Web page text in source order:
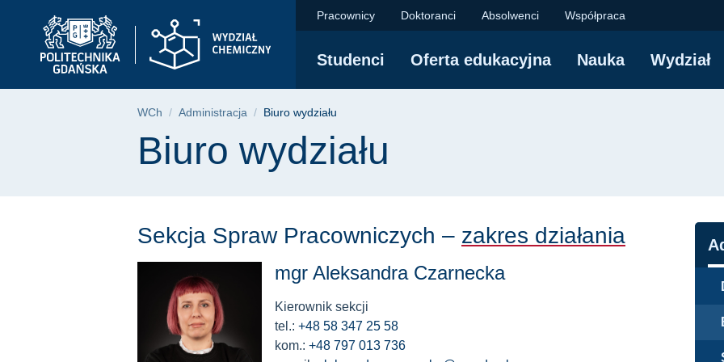
głównego
wyszukiwarki
Biuro wydziału | Wydział Chemiczny
Pracownicy Doktoranci Absolwenci Współpraca
Studenci Oferta edukacyjna Nauka Wydział
Ścieżka nawigacyjna
WCh Administracja Biuro wydziału
Treść strony
Biuro wydziału
Sekcja Spraw Pracowniczych – zakres działania
mgr Aleksandra Czarnecka
Kierownik sekcji
tel.: +48 58 347 25 58
kom.: +48 797 013 736